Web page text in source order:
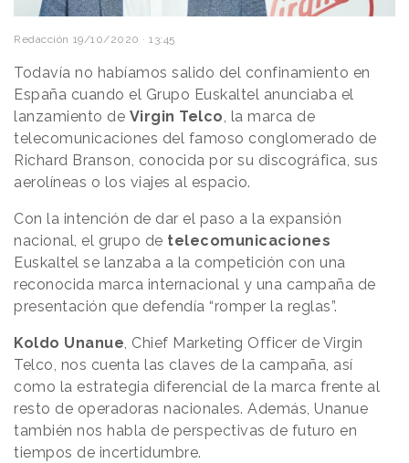
Redacción 19/10/2020 · 13:45
Todavía no habíamos salido del confinamiento en
España cuando el Grupo Euskaltel anunciaba el
lanzamiento de Virgin Telco, la marca de
telecomunicaciones del famoso conglomerado de
Richard Branson, conocida por su discográfica, sus
aerolíneas o los viajes al espacio.
Con la intención de dar el paso a la expansión
nacional, el grupo de telecomunicaciones
Euskaltel se lanzaba a la competición con una
reconocida marca internacional y una campaña de
presentación que defendía “romper la reglas”.
Koldo Unanue, Chief Marketing Officer de Virgin
Telco, nos cuenta las claves de la campaña, así
como la estrategia diferencial de la marca frente al
resto de operadoras nacionales. Además, Unanue
también nos habla de perspectivas de futuro en
tiempos de incertidumbre.